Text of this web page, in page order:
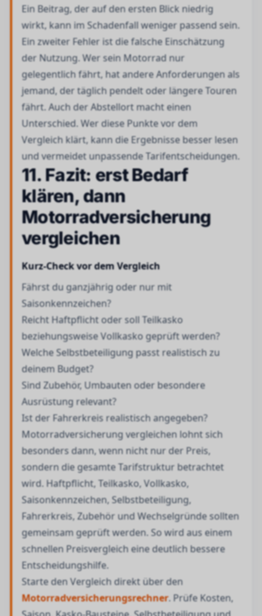
Ein Beitrag, der auf den ersten Blick niedrig
wirkt, kann im Schadenfall weniger passend sein.
Ein zweiter Fehler ist die falsche Einschätzung
der Nutzung. Wer sein Motorrad nur
gelegentlich fährt, hat andere Anforderungen als
jemand, der täglich pendelt oder längere Touren
fährt. Auch der Abstellort macht einen
Unterschied. Wer diese Punkte vor dem
Vergleich klärt, kann die Ergebnisse besser lesen
und vermeidet unpassende Tarifentscheidungen.
11. Fazit: erst Bedarf
klären, dann
Motorradversicherung
vergleichen
Kurz-Check vor dem Vergleich
Fährst du ganzjährig oder nur mit
Saisonkennzeichen?
Reicht Haftpflicht oder soll Teilkasko
beziehungsweise Vollkasko geprüft werden?
Welche Selbstbeteiligung passt realistisch zu
deinem Budget?
Sind Zubehör, Umbauten oder besondere
Ausrüstung relevant?
Ist der Fahrerkreis realistisch angegeben?
Motorradversicherung vergleichen lohnt sich
besonders dann, wenn nicht nur der Preis,
sondern die gesamte Tarifstruktur betrachtet
wird. Haftpflicht, Teilkasko, Vollkasko,
Saisonkennzeichen, Selbstbeteiligung,
Fahrerkreis, Zubehör und Wechselgründe sollten
gemeinsam geprüft werden. So wird aus einem
schnellen Preisvergleich eine deutlich bessere
Entscheidungshilfe.
Starte den Vergleich direkt über den
Motorradversicherungsrechner. Prüfe Kosten,